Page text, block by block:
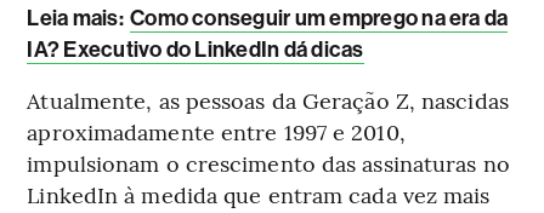
Leia mais: Como conseguir um emprego na era da
IA? Executivo do LinkedIn dá dicas
Atualmente, as pessoas da Geração Z, nascidas
aproximadamente entre 1997 e 2010,
impulsionam o crescimento das assinaturas no
LinkedIn à medida que entram cada vez mais